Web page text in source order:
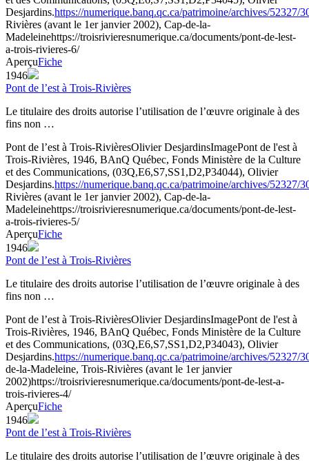
Desjardins.https://numerique.banq.qc.ca/patrimoine/archives/52327/
Rivières (avant le 1er janvier 2002), Cap-de-la-
Madeleinehttps://troisrivieresnumerique.ca/documents/pont-de-lest-
a-trois-rivieres-6/
AperçuFiche
1946
Pont de l’est à Trois-Rivières
Le titulaire des droits autorise l’utilisation de l’œuvre originale à des
fins non …
Pont de l’est à Trois-RivièresOlivier DesjardinsImagePont de l'est à
Trois-Rivières, 1946, BAnQ Québec, Fonds Ministère de la Culture
et des Communications, (03Q,E6,S7,SS1,D2,P34044), Olivier
Desjardins.https://numerique.banq.qc.ca/patrimoine/archives/52327/
Rivières (avant le 1er janvier 2002), Cap-de-la-
Madeleinehttps://troisrivieresnumerique.ca/documents/pont-de-lest-
a-trois-rivieres-5/
AperçuFiche
1946
Pont de l’est à Trois-Rivières
Le titulaire des droits autorise l’utilisation de l’œuvre originale à des
fins non …
Pont de l’est à Trois-RivièresOlivier DesjardinsImagePont de l'est à
Trois-Rivières, 1946, BAnQ Québec, Fonds Ministère de la Culture
et des Communications, (03Q,E6,S7,SS1,D2,P34043), Olivier
Desjardins.https://numerique.banq.qc.ca/patrimoine/archives/52327/
de-la-Madeleine, Trois-Rivières (avant le 1er janvier
2002)https://troisrivieresnumerique.ca/documents/pont-de-lest-a-
trois-rivieres-4/
AperçuFiche
1946
Pont de l’est à Trois-Rivières
Le titulaire des droits autorise l’utilisation de l’œuvre originale à des